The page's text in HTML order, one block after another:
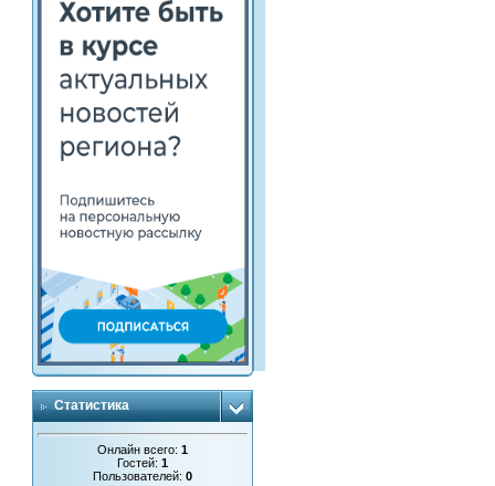
Статистика
Онлайн всего:1
Гостей:1
Пользователей:0